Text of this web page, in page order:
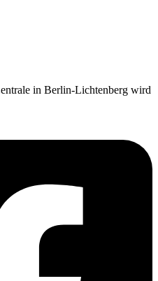
in Berlin-Lichtenberg wird